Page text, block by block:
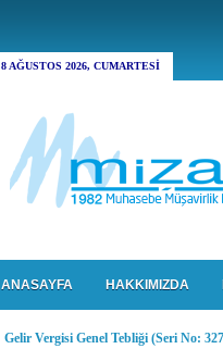
8 AĞUSTOS 2026, CUMARTESI
ANASAYFA HAKKIMIZDA
Gelir Vergisi Genel Tebliği (Seri No: